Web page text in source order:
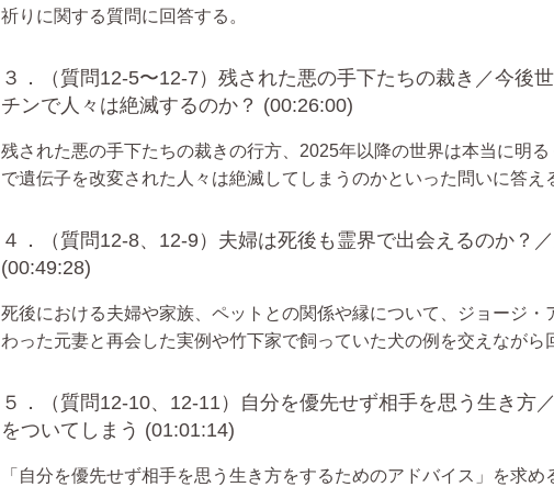
祈りに関する質問に回答する。
３．（質問12-5〜12-7）残された悪の手下たちの裁き／今後
チンで人々は絶滅するのか？ (00:26:00)
残された悪の手下たちの裁きの行方、2025年以降の世界は本当に明
で遺伝子を改変された人々は絶滅してしまうのかといった問いに答え
４．（質問12-8、12-9）夫婦は死後も霊界で出会えるのか？
(00:49:28)
死後における夫婦や家族、ペットとの関係や縁について、ジョージ・
わった元妻と再会した実例や竹下家で飼っていた犬の例を交えながら
５．（質問12-10、12-11）自分を優先せず相手を思う生き方
をついてしまう (01:01:14)
「自分を優先せず相手を思う生き方をするためのアドバイス」を求